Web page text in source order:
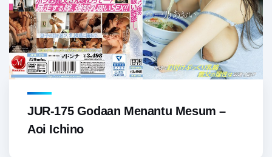
JUR-175 Godaan Menantu Mesum –
Aoi Ichino